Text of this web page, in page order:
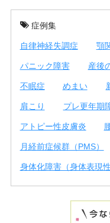
症例集
自律神経失調症 顎
パニック障害 産後
不眠症 めまい
肩こり プレ更年期
アトピー性皮膚炎
月経前症候群（PMS）
身体化障害（身体表現性